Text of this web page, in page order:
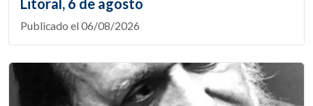
Publicado el 06/08/2026